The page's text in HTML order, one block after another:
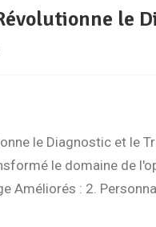
le
le Diagnostic et le
le domaine de
Améliorés : 2.